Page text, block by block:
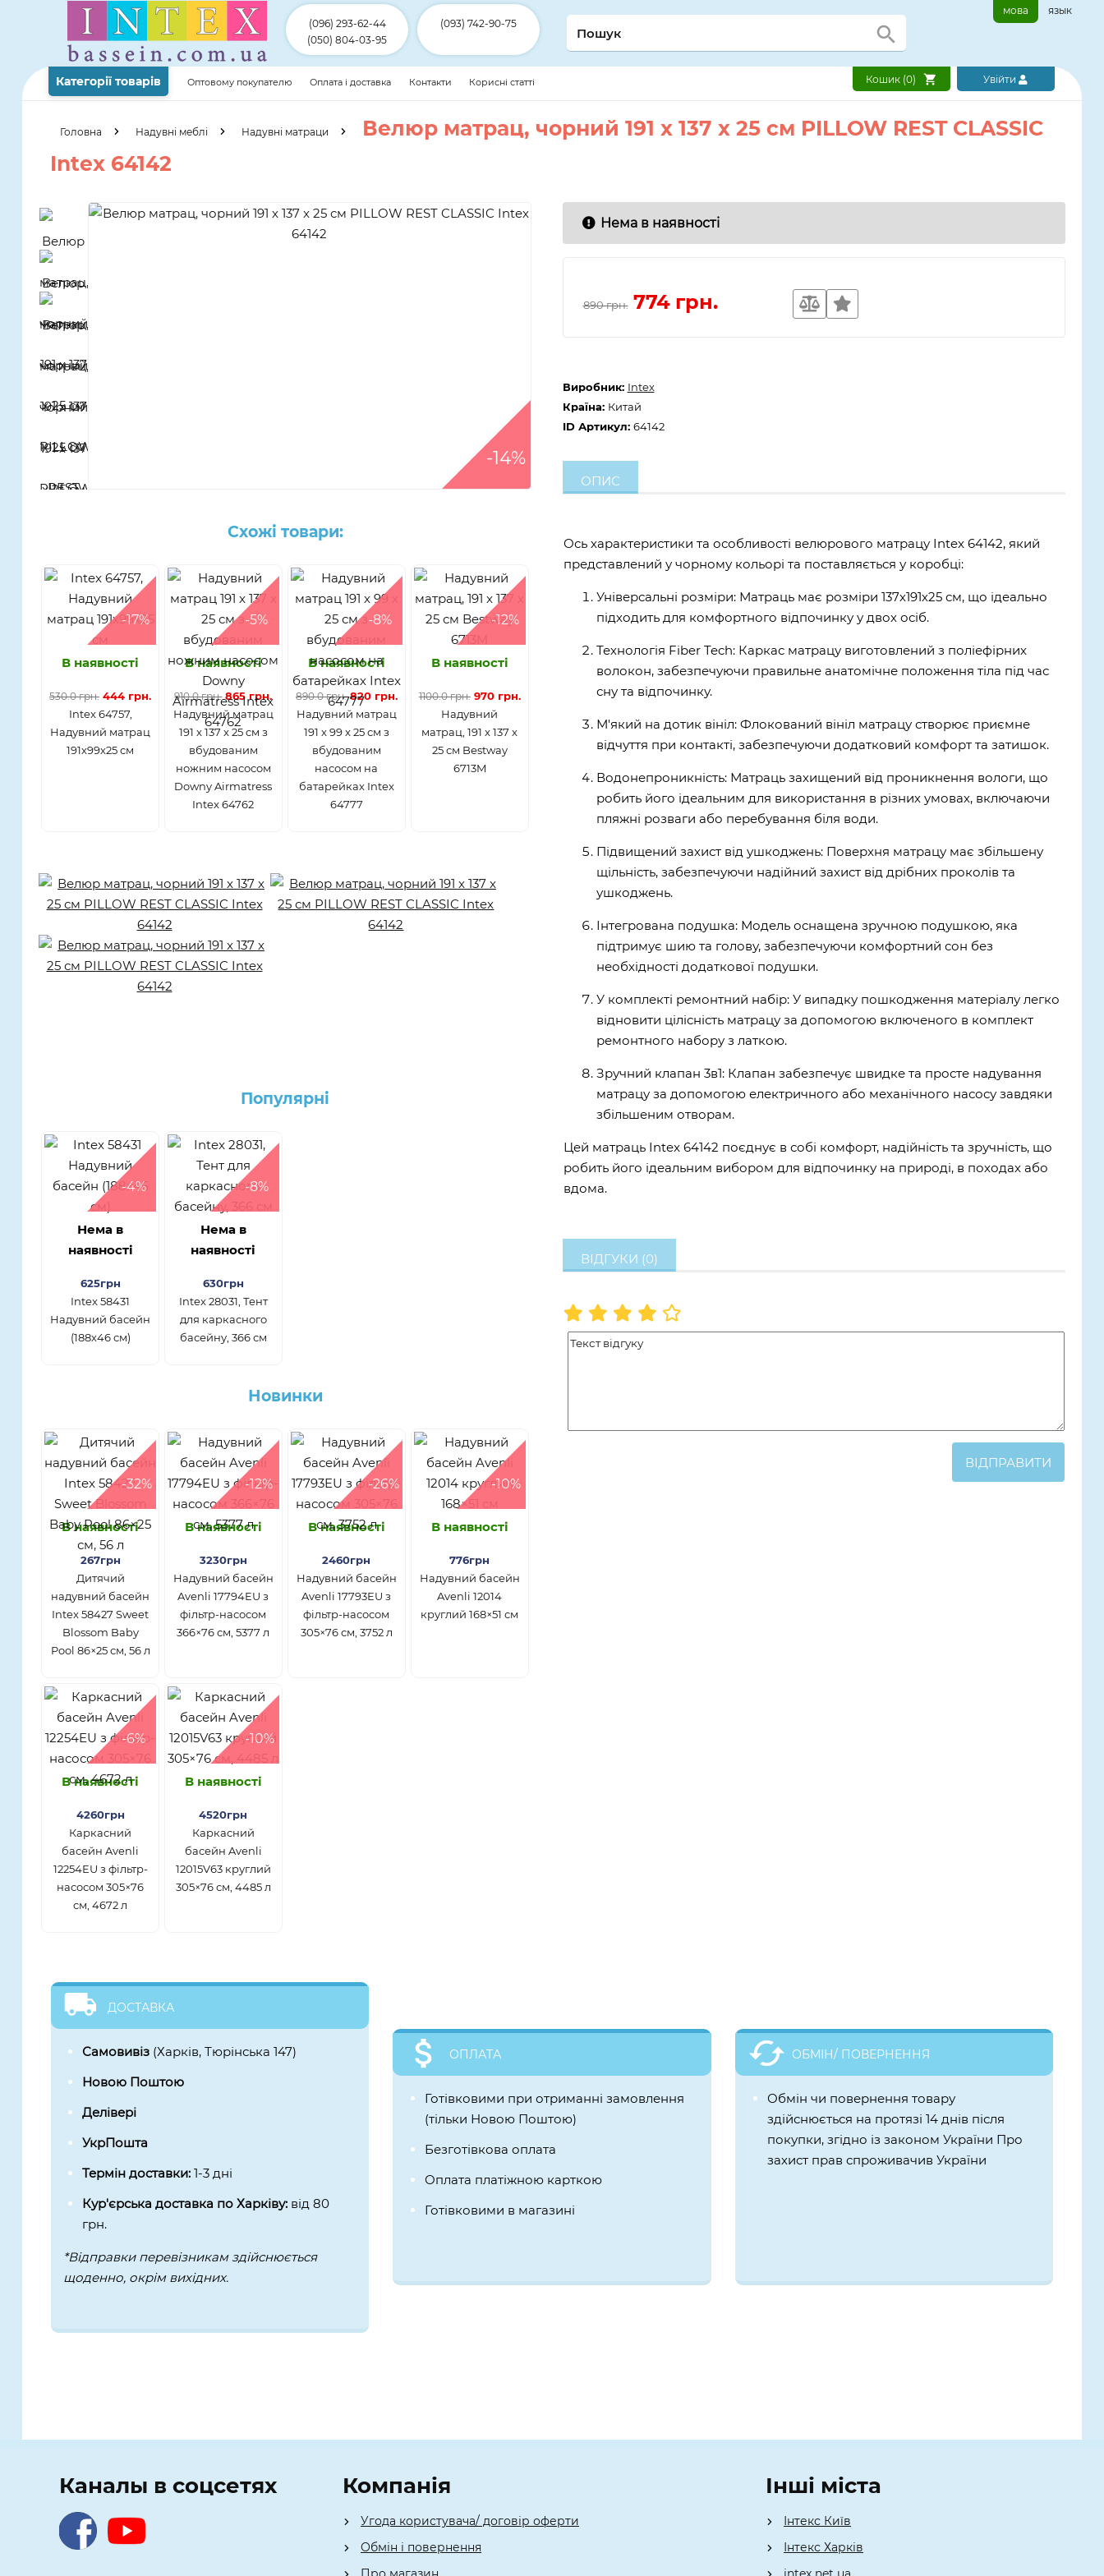
(096) 293-62-44
(050) 804-03-95
(093) 742-90-75
мова язык
Категорії товарів Оптовому покупателю Оплата і доставка Контакти Корисні статті Кошик (0) Увійти
Головна Надувні меблі Надувні матраци
Велюр матрац, чорний 191 x 137 x 25 см PILLOW REST CLASSIC
Intex 64142
-14%
Схожі товари:
-17%
В наявності
530.0 грн. 444 грн.
Intex 64757,
Надувний матрац
191х99х25 см
-5%
В наявності
910.0 грн. 865 грн.
Надувний матрац
191 x 137 x 25 см з
вбудованим
ножним насосом
Downy Airmatress
Intex 64762
-8%
В наявності
890.0 грн. 820 грн.
Надувний матрац
191 x 99 x 25 см з
вбудованим
насосом на
батарейках Intex
64777
-12%
В наявності
1100.0 грн. 970 грн.
Надувний
матрац, 191 x 137 x
25 см Bestway
6713M
Популярнi
-4%
Нема в
наявності
625грн
Intex 58431
Надувний басейн
(188х46 см)
-8%
Нема в
наявності
630грн
Intex 28031, Тент
для каркасного
басейну, 366 см
Новинки
-32%
В наявності
267грн
Дитячий
надувний басейн
Intex 58427 Sweet
Blossom Baby
Pool 86×25 см, 56 л
-12%
В наявності
3230грн
Надувний басейн
Avenli 17794EU з
фільтр-насосом
366×76 см, 5377 л
-26%
В наявності
2460грн
Надувний басейн
Avenli 17793EU з
фільтр-насосом
305×76 см, 3752 л
-10%
В наявності
776грн
Надувний басейн
Avenli 12014
круглий 168×51 см
-6%
В наявності
4260грн
Каркасний
басейн Avenli
12254EU з фільтр-
насосом 305×76
см, 4672 л
-10%
В наявності
4520грн
Каркасний
басейн Avenli
12015V63 круглий
305×76 см, 4485 л
Нема в наявності
890 грн. 774 грн.
Виробник: Intex
Країна: Китай
ID Артикул: 64142
ОПИС
Ось характеристики та особливості велюрового матрацу Intex 64142, який
представлений у чорному кольорі та поставляється у коробці:
Універсальні розміри: Матраць має розміри 137х191х25 см, що ідеально
підходить для комфортного відпочинку у двох осіб.
Технологія Fiber Tech: Каркас матрацу виготовлений з поліефірних
волокон, забезпечуючи правильне анатомічне положення тіла під час
сну та відпочинку.
М'який на дотик вініл: Флокований вініл матрацу створює приємне
відчуття при контакті, забезпечуючи додатковий комфорт та затишок.
Водонепроникність: Матраць захищений від проникнення вологи, що
робить його ідеальним для використання в різних умовах, включаючи
пляжні розваги або перебування біля води.
Підвищений захист від ушкоджень: Поверхня матрацу має збільшену
щільність, забезпечуючи надійний захист від дрібних проколів та
ушкоджень.
Інтегрована подушка: Модель оснащена зручною подушкою, яка
підтримує шию та голову, забезпечуючи комфортний сон без
необхідності додаткової подушки.
У комплекті ремонтний набір: У випадку пошкодження матеріалу легко
відновити цілісність матрацу за допомогою включеного в комплект
ремонтного набору з латкою.
Зручний клапан 3в1: Клапан забезпечує швидке та просте надування
матрацу за допомогою електричного або механічного насосу завдяки
збільшеним отворам.
Цей матраць Intex 64142 поєднує в собі комфорт, надійність та зручність, що
робить його ідеальним вибором для відпочинку на природі, в походах або
вдома.
ВІДГУКИ (0)
ВІДПРАВИТИ
ДОСТАВКА
Самовивіз (Харків, Тюрінська 147)
Новою Поштою
Делівері
УкрПошта
Термін доставки:1-3 дні
Кур'єрська доставка по Харківу: від 80
грн.
*Відправки перевізникам здійснюється
щоденно, окрім вихідних.
ОПЛАТА
Готівковими при отриманні замовлення
(тільки Новою Поштою)
Безготівкова оплата
Оплата платіжною карткою
Готівковими в магазині
ОБМІН/ ПОВЕРНЕННЯ
Обмін чи повернення товару
здійснюється на протязі 14 днів після
покупки, згідно із законом України Про
захист прав спроживачив України
Каналы в соцсетях Компанія
Угода користувача/ договір оферти
Обмін і повернення
Інші міста
Інтекс Київ
​Інтекс Харків